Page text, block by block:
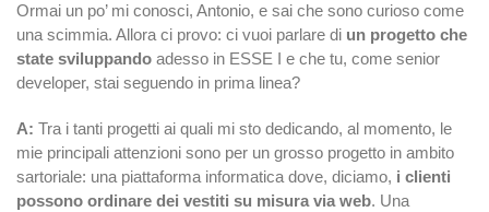
Ormai un po’ mi conosci, Antonio, e sai che sono curioso come
una scimmia. Allora ci provo: ci vuoi parlare di un progetto che
state sviluppando adesso in ESSE I e che tu, come senior
developer, stai seguendo in prima linea?
A: Tra i tanti progetti ai quali mi sto dedicando, al momento, le
mie principali attenzioni sono per un grosso progetto in ambito
sartoriale: una piattaforma informatica dove, diciamo, i clienti
possono ordinare dei vestiti su misura via web. Una